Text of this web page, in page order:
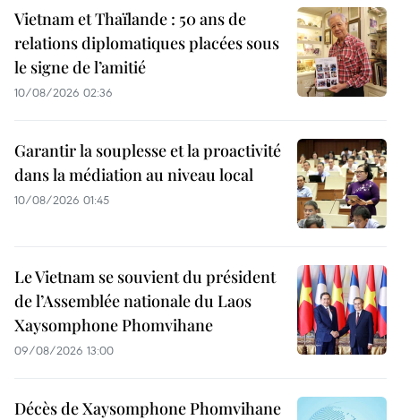
Vietnam et Thaïlande : 50 ans de
relations diplomatiques placées sous
le signe de l’amitié
10/08/2026 02:36
Garantir la souplesse et la proactivité
dans la médiation au niveau local
10/08/2026 01:45
Le Vietnam se souvient du président
de l’Assemblée nationale du Laos
Xaysomphone Phomvihane
09/08/2026 13:00
Décès de Xaysomphone Phomvihane